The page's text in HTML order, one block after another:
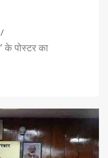
के पोस्टर का